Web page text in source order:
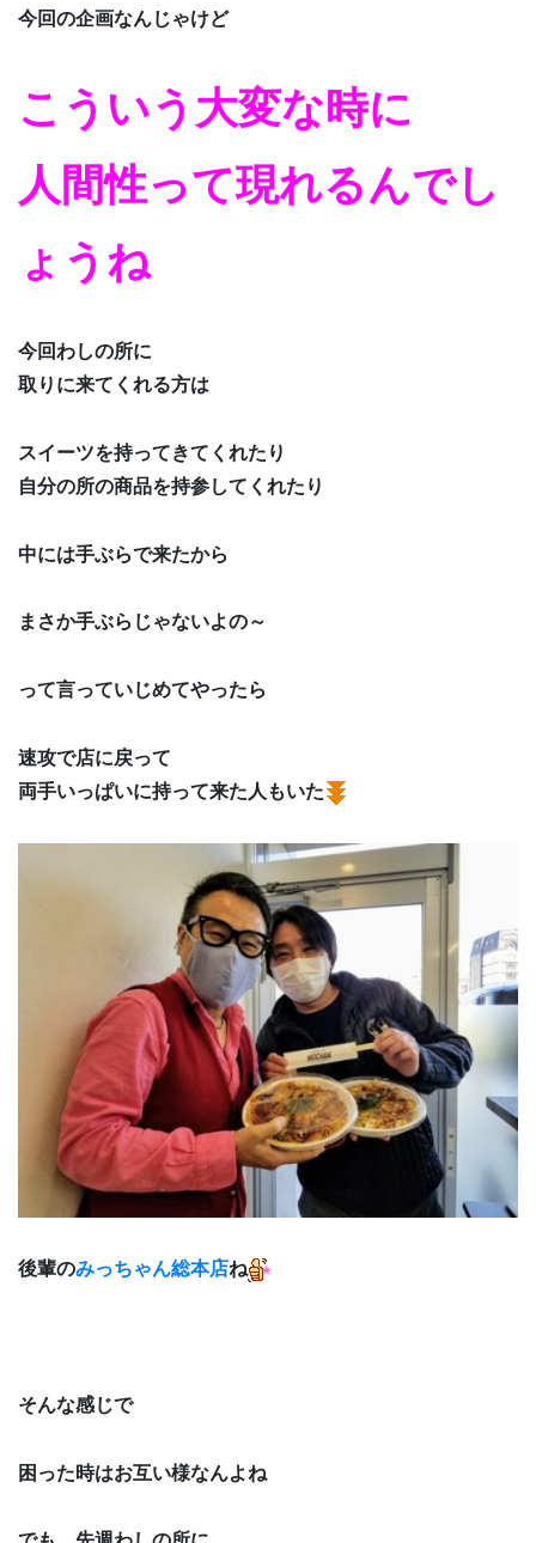
今回の企画なんじゃけど
こういう大変な時に
人間性って現れるんでし
ょうね
今回わしの所に
取りに来てくれる方は
スイーツを持ってきてくれたり
自分の所の商品を持参してくれたり
中には手ぶらで来たから
まさか手ぶらじゃないよの～
って言っていじめてやったら
速攻で店に戻って
両手いっぱいに持って来た人もいた
後輩のみっちゃん総本店ね
そんな感じで
困った時はお互い様なんよね